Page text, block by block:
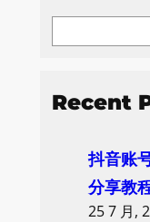
r
Recent
抖音账
分享教
25 7 月,